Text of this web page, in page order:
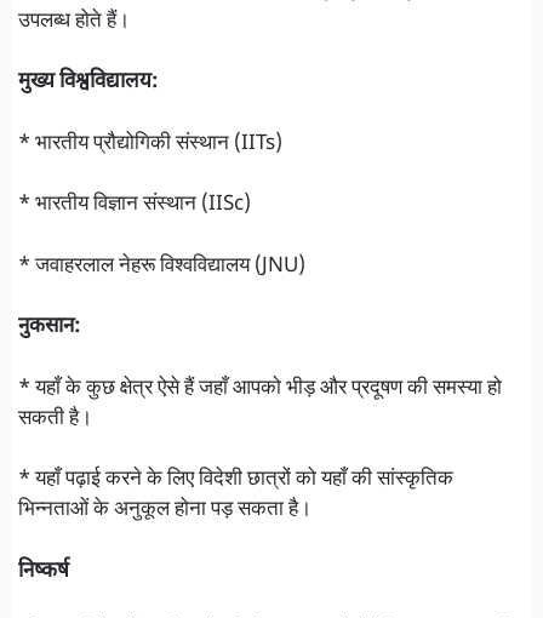
उपलब्ध होते हैं।
मुख्य विश्वविद्यालय:
* भारतीय प्रौद्योगिकी संस्थान (IITs)
* भारतीय विज्ञान संस्थान (IISc)
* जवाहरलाल नेहरू विश्वविद्यालय (JNU)
नुकसान:
* यहाँ के कुछ क्षेत्र ऐसे हैं जहाँ आपको भीड़ और प्रदूषण की समस्या हो
सकती है।
* यहाँ पढ़ाई करने के लिए विदेशी छात्रों को यहाँ की सांस्कृतिक
भिन्नताओं के अनुकूल होना पड़ सकता है।
निष्कर्ष